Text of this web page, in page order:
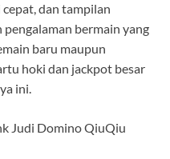
dan tampilan
bermain yang
baru maupun
hoki dan jackpot besar
ini.
Judi Domino QiuQiu